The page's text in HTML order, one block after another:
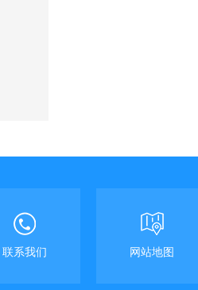
联系我们 网站地图